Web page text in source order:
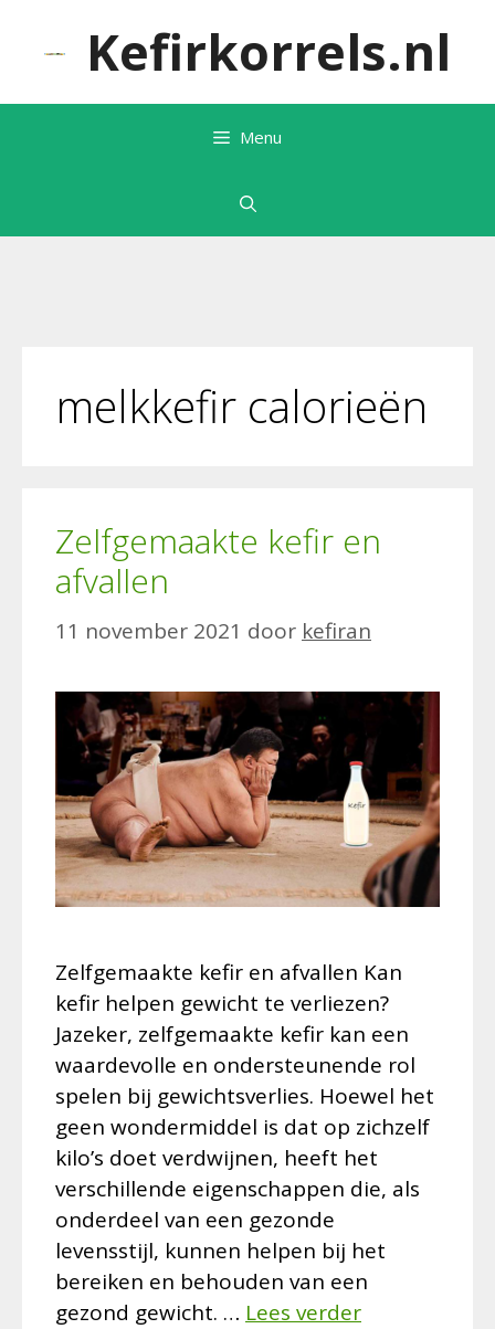
inhoud
Kefirkorrels.nl
Menu
melkkefir calorieën
Zelfgemaakte kefir en
afvallen
11 november 2021 door kefiran
Zelfgemaakte kefir en afvallen Kan
kefir helpen gewicht te verliezen?
Jazeker, zelfgemaakte kefir kan een
waardevolle en ondersteunende rol
spelen bij gewichtsverlies. Hoewel het
geen wondermiddel is dat op zichzelf
kilo’s doet verdwijnen, heeft het
verschillende eigenschappen die, als
onderdeel van een gezonde
levensstijl, kunnen helpen bij het
bereiken en behouden van een
gezond gewicht. … Lees verder